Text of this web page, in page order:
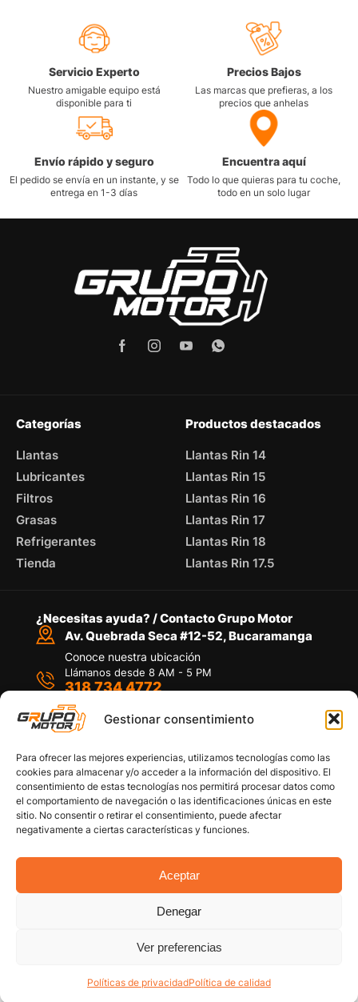
Gestionar consentimiento
Para ofrecer las mejores experiencias, utilizamos tecnologías como las
cookies para almacenar y/o acceder a la información del dispositivo. El
consentimiento de estas tecnologías nos permitirá procesar datos como
el comportamiento de navegación o las identificaciones únicas en este
sitio. No consentir o retirar el consentimiento, puede afectar
negativamente a ciertas características y funciones.
Aceptar
Denegar
Ver preferencias
Políticas de privacidadPolítica de calidad
Servicio Experto
Nuestro amigable equipo está
disponible para ti
Precios Bajos
Las marcas que prefieras, a los
precios que anhelas
Envío rápido y seguro
El pedido se envía en un instante, y se
entrega en 1-3 días
Encuentra aquí
Todo lo que quieras para tu coche,
todo en un solo lugar
Categorías
Llantas
Lubricantes
Filtros
Grasas
Refrigerantes
Tienda
Productos destacados
Llantas Rin 14
Llantas Rin 15
Llantas Rin 16
Llantas Rin 17
Llantas Rin 18
Llantas Rin 17.5
¿Necesitas ayuda? / Contacto Grupo Motor
Av. Quebrada Seca #12-52, Bucaramanga
Conoce nuestra ubicación
Llámanos desde 8 AM - 5 PM
318 734 4772
Por medio de WhatsApp
Copyright © 2026 Grupo Motor S.A.S. Todos los
Políticas de privacidad
Política de devoluciones y/o reembolsos
Términos y Condiciones